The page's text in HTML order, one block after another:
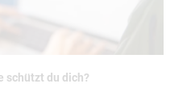
schützt du dich?